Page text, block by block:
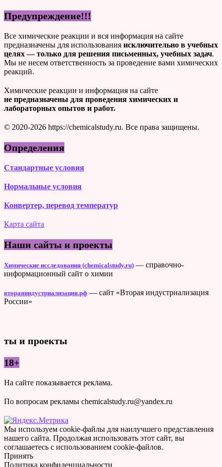
Предупреждение!!!
Все химические реакции и вся информация на сайте
предназначены для использования исключительно в учебных
целях — только для решения письменных, учебных задач.
Мы не несем ответственность за проведение вами химических
реакций.
Химические реакции и информация на сайте
не предназначены для проведения химических и
лабораторных опытов и работ.
© 2020-2026 https://chemicalstudy.ru. Все права защищены.
Определения
Стандартные условия
Нормальные условия
Конвертер, перевод температур
Карта сайта
Наши сайты и проекты
Химические исследования (chemicalstudy.ru) — справочно-
информационный сайт о химии
втораяиндустриализация.рф — сайт «Вторая индустриализация
России»
ты и проекты
18+
На сайте показывается реклама.
По вопросам рекламы chemicalstudy.ru@yandex.ru
Мы используем cookie-файлы для наилучшего представления
нашего сайта. Продолжая использовать этот сайт, вы
соглашаетесь с использованием cookie-файлов.
Принять
Политика конфиденциальности